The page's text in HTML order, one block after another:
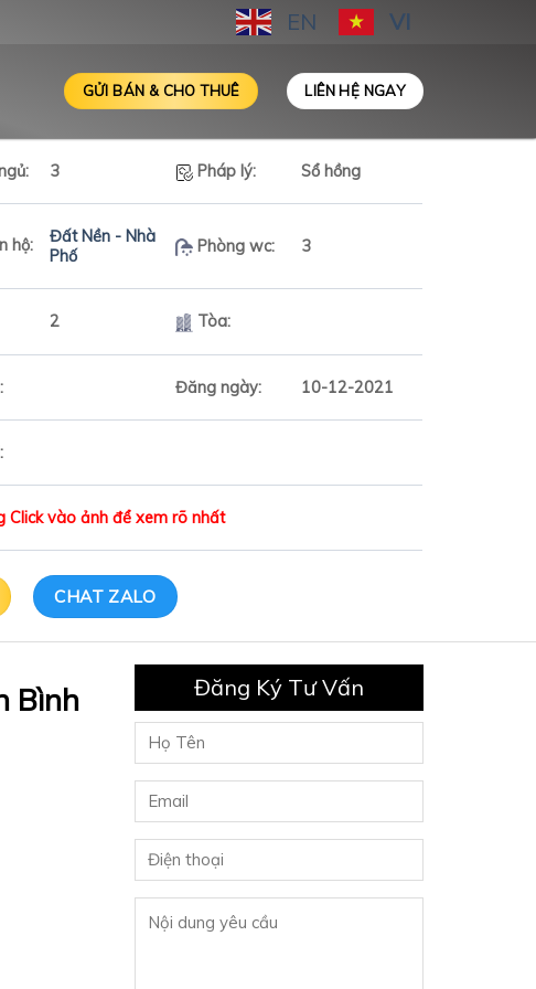
EN VI
GỬI BÁN & CHO THUÊ LIÊN HỆ NGAY
3 Pháp lý: Sổ hồng
hộ:
Đất Nền - Nhà
Phố
Phòng wc: 3
2 Tòa:
Đăng ngày: 10-12-2021
Click vào ảnh để xem rõ nhất
CHAT ZALO
Bình
Đăng Ký Tư Vấn